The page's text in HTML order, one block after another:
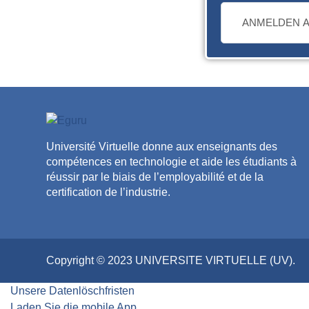
ANMELDEN
Université Virtuelle donne aux enseignants des
compétences en technologie et aide les étudiants à
réussir par le biais de l’employabilité et de la
certification de l’industrie.
Copyright © 2023 UNIVERSITE VIRTUELLE (UV).
Unsere Datenlöschfristen